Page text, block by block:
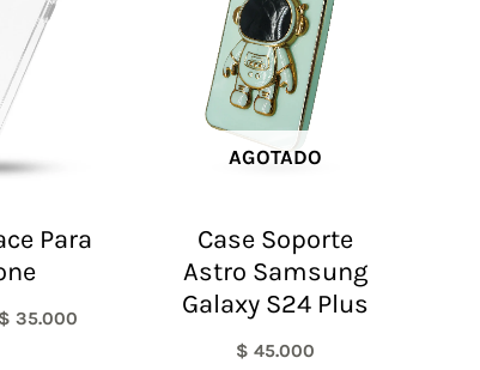
Para
$ 35.000
AGOTADO
Case Soporte
Astro Samsung
Galaxy S24 Plus
$ 45.000